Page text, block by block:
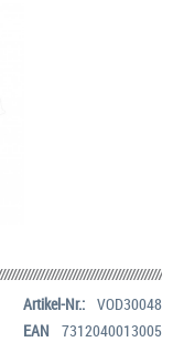
Artikel-Nr.: VOD30048
EAN
7312040013005